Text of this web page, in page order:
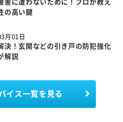
の高い鍵
月01日
決！玄関などの引き戸の防犯強化
解説
イス一覧を見る